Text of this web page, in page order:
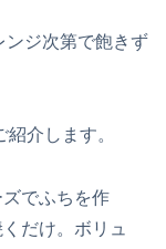
ンジ次第で飽きず
介します。
ズでふちを作
だけ。ボリュ